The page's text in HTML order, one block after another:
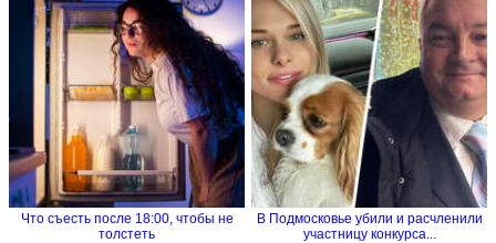
Что съесть после 18:00, чтобы не
толстеть
В Подмосковье убили и расчленили
участницу конкурса...